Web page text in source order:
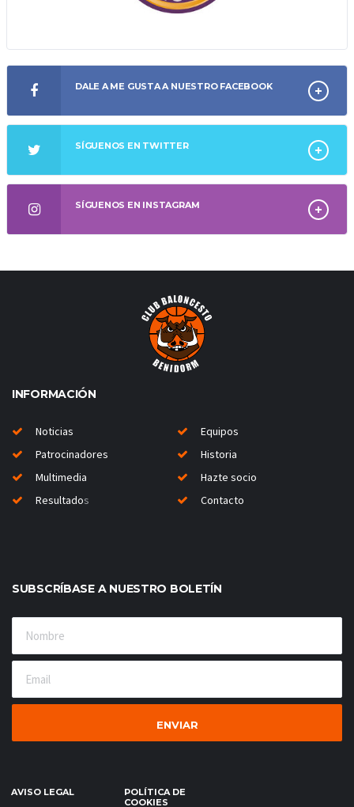
DALE A ME GUSTA A NUESTRO FACEBOOK
SÍGUENOS EN TWITTER
SÍGUENOS EN INSTAGRAM
INFORMACIÓN
Noticias
Equipos
Patrocinadores
Historia
Multimedia
Hazte socio
Resultados Contacto
SUBSCRÍBASE A NUESTRO BOLETÍN
AVISO LEGAL
POLÍTICA DE
COOKIES